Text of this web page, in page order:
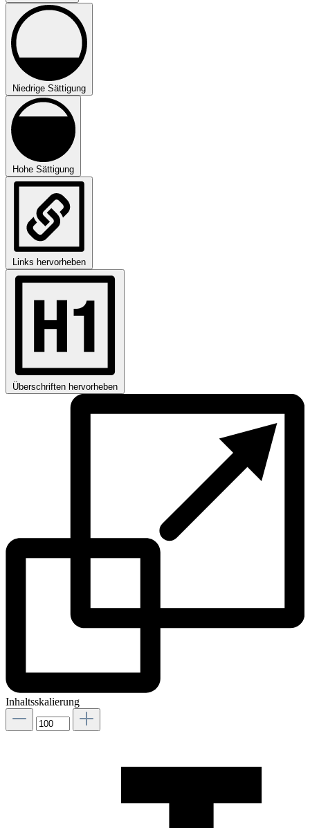
Niedrige Sättigung
Hohe Sättigung
Links hervorheben
Überschriften hervorheben
Inhaltsskalierung